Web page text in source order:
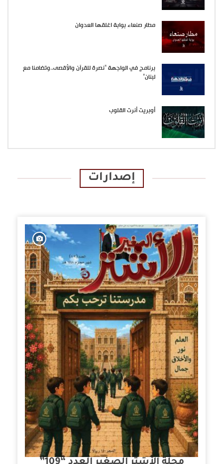
مطار صنعاء بوابة اغلقها العدوان
برنامج في الواجهة “نصرة للقرآن والأقصى..وتضامنا مع
لبنان”
أوبريت أنرت القلوب
إصدارات